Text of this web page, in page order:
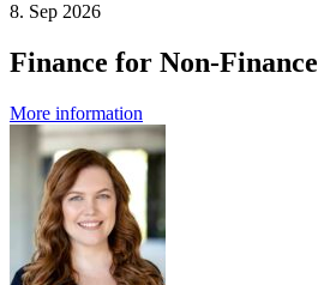
8. Sep 2026
Finance for Non-Finance
More information